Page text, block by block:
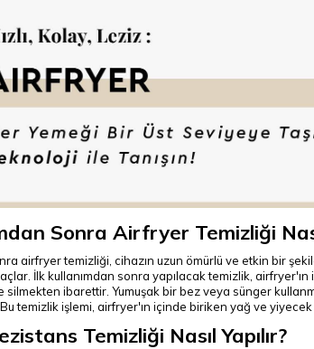
Sonra Airfryer Temizliği
airfryer temizliği, cihazın uzun ömürlü ve etkin bir
İlk kullanımdan sonra yapılacak temizlik,
ibarettir. Yumuşak bir bez veya sünger
temizlik işlemi, airfryer'ın içinde biriken yağ ve yiyecek
Temizliği Nasıl Yapılır?